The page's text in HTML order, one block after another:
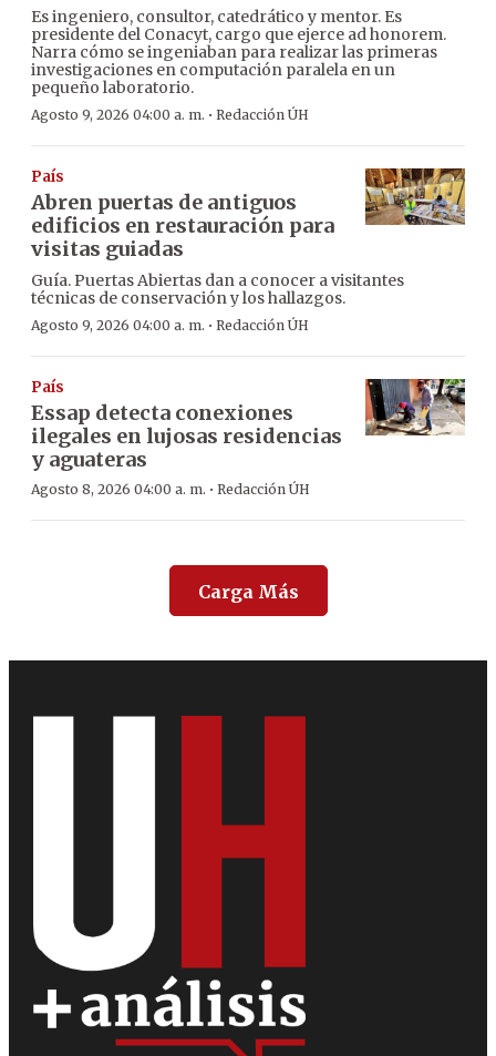
Es ingeniero, consultor, catedrático y mentor. Es
presidente del Conacyt, cargo que ejerce ad honorem.
Narra cómo se ingeniaban para realizar las primeras
investigaciones en computación paralela en un
pequeño laboratorio.
Agosto 9, 2026 04:00 a. m. · Redacción ÚH
País
Abren puertas de antiguos
edificios en restauración para
visitas guiadas
Guía. Puertas Abiertas dan a conocer a visitantes
técnicas de conservación y los hallazgos.
Agosto 9, 2026 04:00 a. m. · Redacción ÚH
País
Essap detecta conexiones
ilegales en lujosas residencias
y aguateras
Agosto 8, 2026 04:00 a. m. · Redacción ÚH
Carga Más